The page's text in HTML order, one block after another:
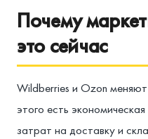
Почему
это сейчас
Wildberries и Ozon
этого есть
затрат на доставку и